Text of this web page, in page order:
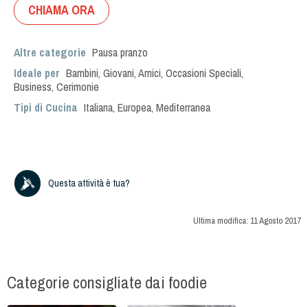
CHIAMA ORA
Altre categorie Pausa pranzo
Ideale per Bambini, Giovani,Amici, Occasioni Speciali,
Business, Cerimonie
Tipi di Cucina Italiana, Europea, Mediterranea
Questa attività è tua?
Ultima modifica: 11 Agosto 2017
Categorie consigliate dai foodie